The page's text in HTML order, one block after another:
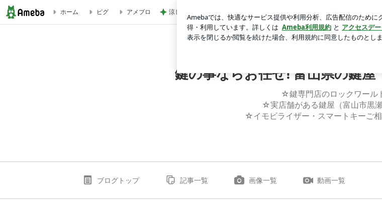
平成28年式 トヨタ ハイエース スマートキー追加作業 富山の鍵屋 | 鍵の事ならお任せ! 富山県の鍵
ホーム ピグ アメブロ 涼しい店内でいつも後悔すること
鍵の事ならお任せ! 富山県の鍵屋
☆鍵専門店のロックワー
☆実店舗がある鍵屋（富山市黒
☆イモビライザー・スマートキーご
ブログトップ 記事一覧 画像一覧 動画一覧